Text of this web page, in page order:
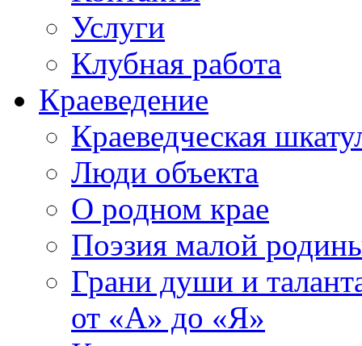
Услуги
Клубная работа
Краеведение
Краеведческая
Люди объекта
О родном крае
Поэзия малой
Грани души и
от «А» до «Я»